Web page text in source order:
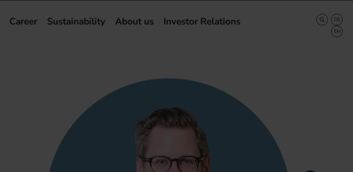
Career Sustainability About us Investor Relations